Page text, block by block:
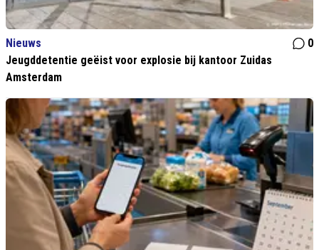
Nieuws
0
Jeugddetentie geëist voor explosie bij kantoor Zuidas
Amsterdam